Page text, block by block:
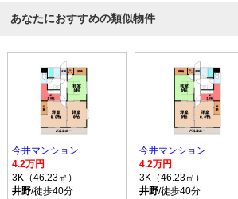
あなたにおすすめの類似物件
今井マンション
4.2万円
3K（46.23㎡）
井野/徒歩40分
今井マンション
4.2万円
3K（46.23㎡）
井野/徒歩40分